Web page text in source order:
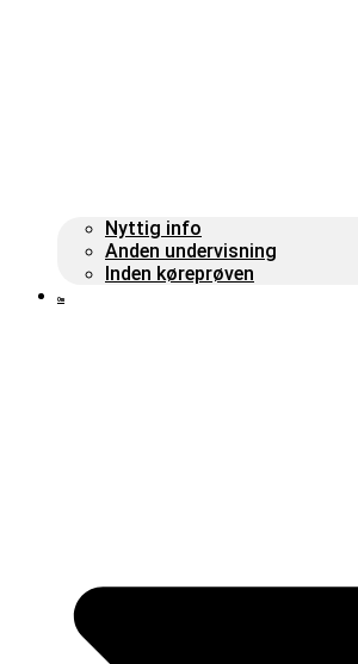
Nyttig info
Anden undervisning
Inden køreprøven
Om